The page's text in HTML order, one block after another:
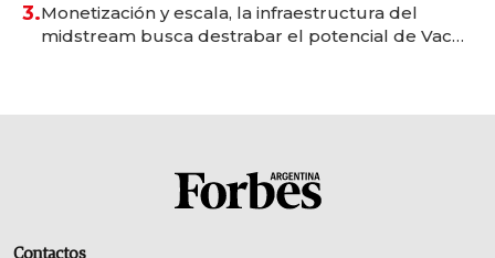
3.Monetización y escala, la infraestructura del
midstream busca destrabar el potencial de Vaca
Contactos